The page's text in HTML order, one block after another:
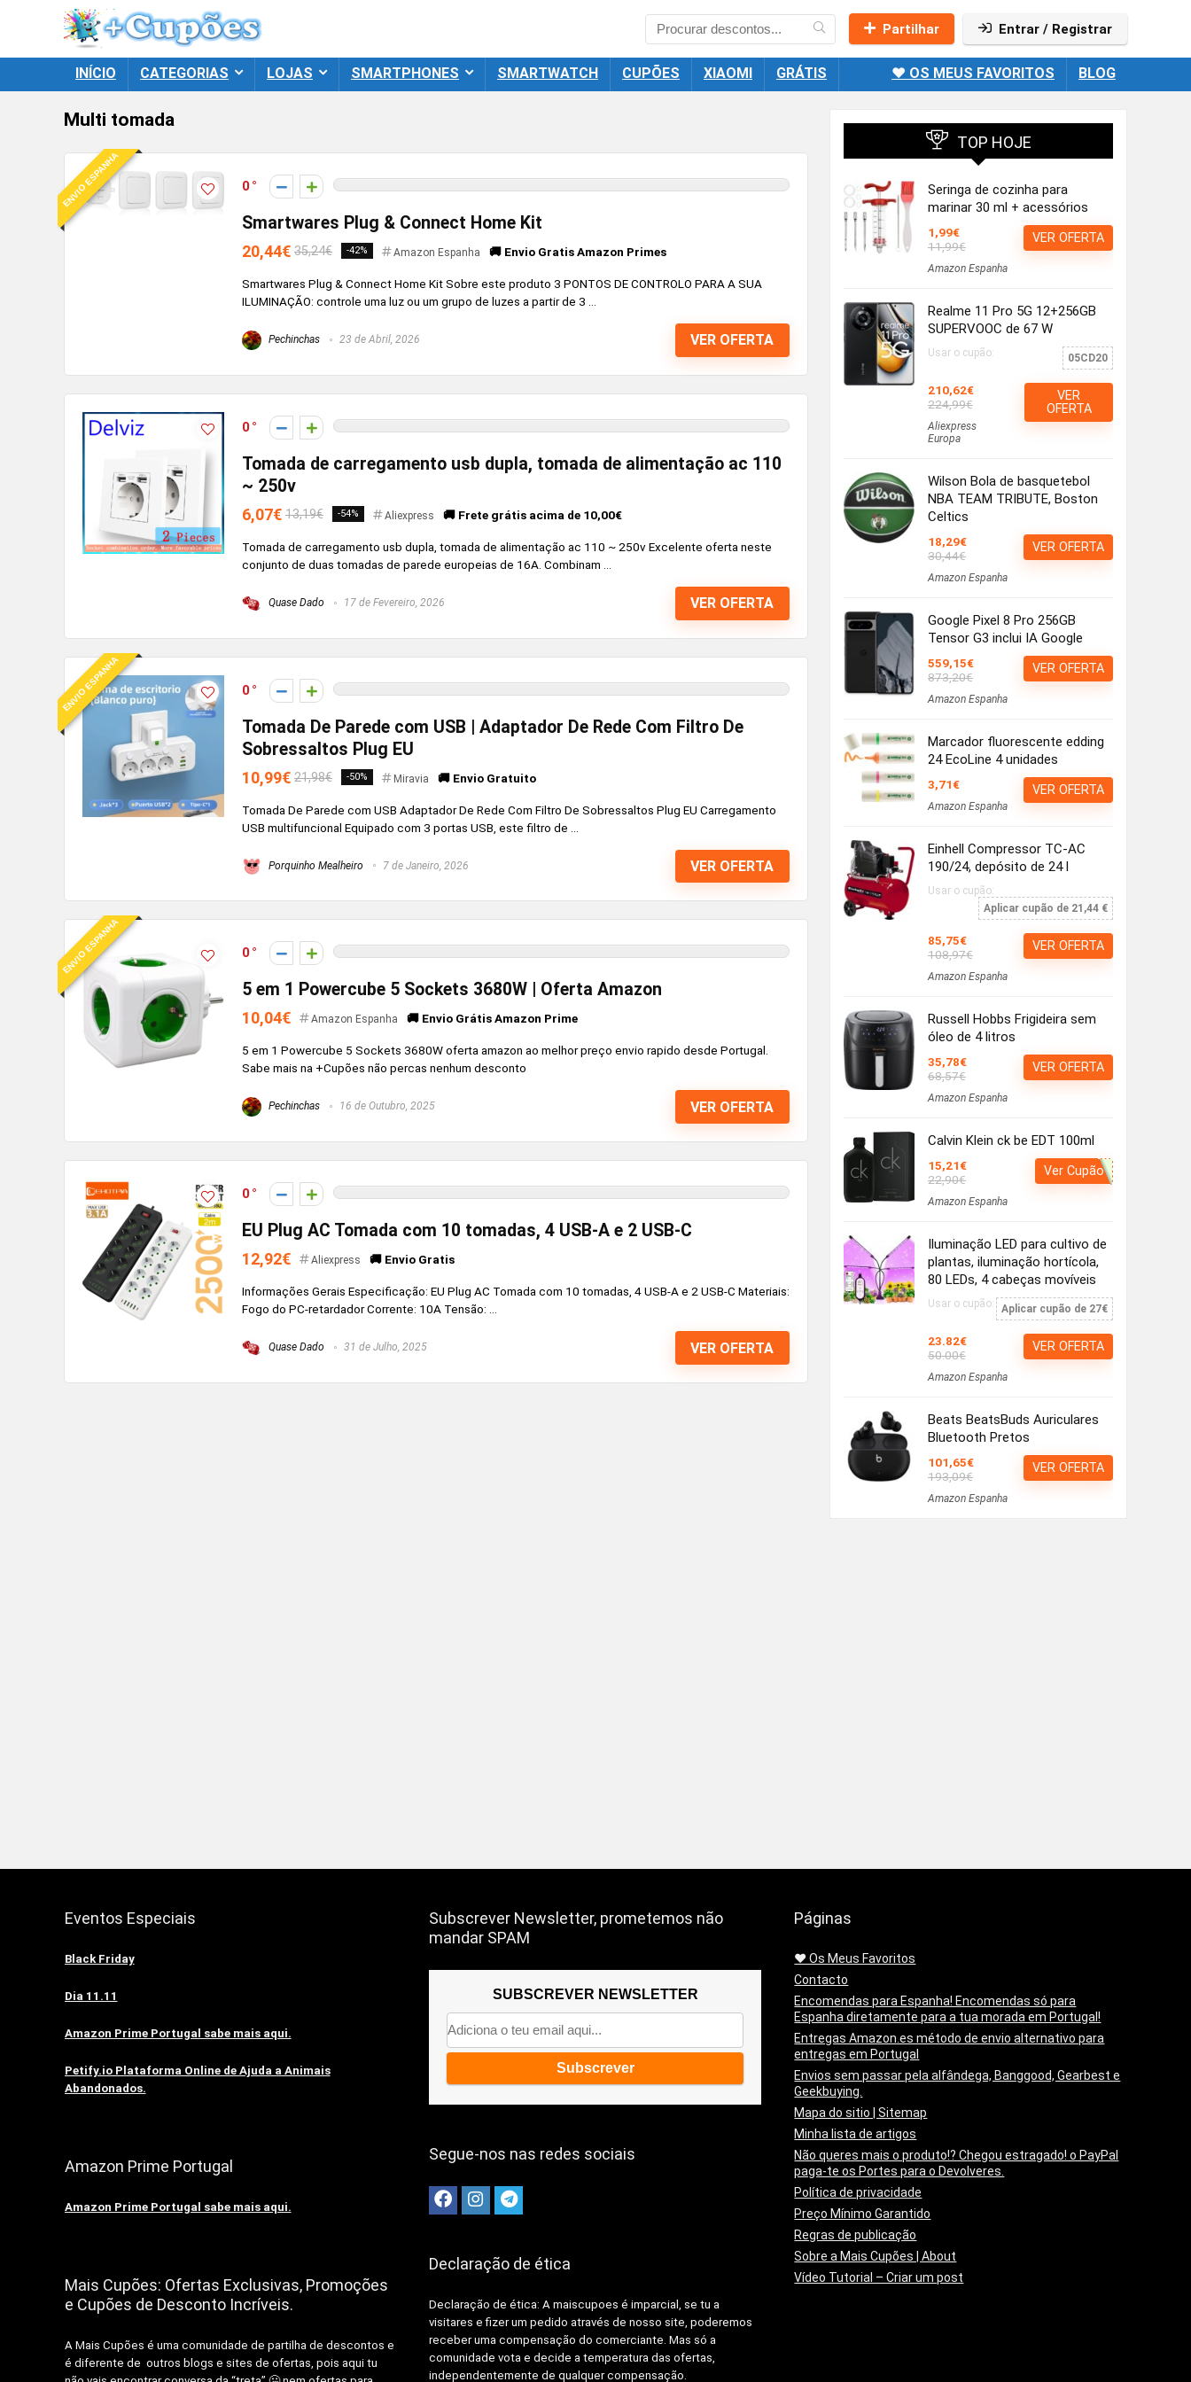
Partilhar Entrar / Registrar
INÍCIO CATEGORIAS LOJAS SMARTPHONES SMARTWATCH CUPÕES XIAOMI GRÁTIS ❤️ OS MEUS FAVORITOS BLOG
Multi tomada
ENVIO ESPANHA 0
Smartwares Plug & Connect Home Kit
20,44€ 35,24€ -42% Amazon Espanha 🚚 Envio Gratis Amazon Primes
Smartwares Plug & Connect Home Kit Sobre este produto 3 PONTOS DE CONTROLO PARA A SUA
ILUMINAÇÃO: controle uma luz ou um grupo de luzes a partir de 3 ...
Pechinchas 23 de Abril, 2026 VER OFERTA
0
Tomada de carregamento usb dupla, tomada de alimentação ac 110
~ 250v
6,07€ 13,19€ -54% Aliexpress 🚚 Frete grátis acima de 10,00€
Tomada de carregamento usb dupla, tomada de alimentação ac 110 ~ 250v Excelente oferta neste
conjunto de duas tomadas de parede europeias de 16A. Combinam ...
Quase Dado 17 de Fevereiro, 2026 VER OFERTA
ENVIO ESPANHA 0
Tomada De Parede com USB | Adaptador De Rede Com Filtro De
Sobressaltos Plug EU
10,99€ 21,98€ -50% Miravia 🚚 Envio Gratuito
Tomada De Parede com USB Adaptador De Rede Com Filtro De Sobressaltos Plug EU Carregamento
USB multifuncional Equipado com 3 portas USB, este filtro de ...
Porquinho Mealheiro 7 de Janeiro, 2026 VER OFERTA
ENVIO ESPANHA 0
5 em 1 Powercube 5 Sockets 3680W | Oferta Amazon
10,04€ Amazon Espanha 🚚 Envio Grátis Amazon Prime
5 em 1 Powercube 5 Sockets 3680W oferta amazon ao melhor preço envio rapido desde Portugal.
Sabe mais na +Cupões não percas nenhum desconto
Pechinchas 16 de Outubro, 2025 VER OFERTA
0
EU Plug AC Tomada com 10 tomadas, 4 USB-A e 2 USB-C
12,92€ Aliexpress 🚚 Envio Gratis
Informações Gerais Especificação: EU Plug AC Tomada com 10 tomadas, 4 USB-A e 2 USB-C Materiais:
Fogo do PC-retardador Corrente: 10A Tensão: ...
Quase Dado 31 de Julho, 2025 VER OFERTA
TOP HOJE
Seringa de cozinha para
marinar 30 ml + acessórios
1,99€
11,99€
Amazon Espanha
VER OFERTA
Realme 11 Pro 5G 12+256GB
SUPERVOOC de 67 W
Usar o cupão: 05CD20
210,62€
224,99€
Aliexpress
Europa
VER
OFERTA
Wilson Bola de basquetebol
NBA TEAM TRIBUTE, Boston
Celtics
18,29€
30,44€
Amazon Espanha
VER OFERTA
Google Pixel 8 Pro 256GB
Tensor G3 inclui IA Google
559,15€
873,20€
Amazon Espanha
VER OFERTA
Marcador fluorescente edding
24 EcoLine 4 unidades
3,71€
Amazon Espanha
VER OFERTA
Einhell Compressor TC-AC
190/24, depósito de 24 l
Usar o cupão:
Aplicar cupão de 21,44 €
85,75€
108,97€
Amazon Espanha
VER OFERTA
Russell Hobbs Frigideira sem
óleo de 4 litros
35,78€
68,57€
Amazon Espanha
VER OFERTA
Calvin Klein ck be EDT 100ml
15,21€
22,90€
Amazon Espanha
Ver Cupão
Iluminação LED para cultivo de
plantas, iluminação hortícola,
80 LEDs, 4 cabeças movíveis
Usar o cupão: Aplicar cupão de 27€
23.82€
50.00€
Amazon Espanha
VER OFERTA
Beats BeatsBuds Auriculares
Bluetooth Pretos
101,65€
193,09€
Amazon Espanha
VER OFERTA
Eventos Especiais
Black Friday
Dia 11.11
Amazon Prime Portugal sabe mais aqui.
Petify.io Plataforma Online de Ajuda a Animais
Abandonados.
Amazon Prime Portugal
Amazon Prime Portugal sabe mais aqui.
Mais Cupões: Ofertas Exclusivas, Promoções
e Cupões de Desconto Incríveis.
A Mais Cupões é uma comunidade de partilha de descontos e
é diferente de outros blogs e sites de ofertas, pois aqui tu
Subscrever Newsletter, prometemos não
mandar SPAM
SUBSCREVER NEWSLETTER
Segue-nos nas redes sociais
Declaração de ética
Declaração de ética: Amaiscupoes é imparcial, se tu a
visitares e fizer um pedido através de nosso site, poderemos
receber uma compensação do comerciante. Mas só a
comunidade vota e decide a temperatura das ofertas,
independentemente de qualquer compensação.
Páginas
❤️ Os Meus Favoritos
Contacto
Encomendas para Espanha! Encomendas só para
Espanha diretamente para a tua morada em Portugal!
Entregas Amazon.es método de envio alternativo para
entregas em Portugal
Envios sem passar pela alfândega, Banggood, Gearbest e
Geekbuying.
Mapa do sitio | Sitemap
Minha lista de artigos
Não queres mais o produto!? Chegou estragado! o PayPal
paga-te os Portes para o Devolveres.
Política de privacidade
Preço Mínimo Garantido
Regras de publicação
Sobre a Mais Cupões | About
Vídeo Tutorial – Criar um post